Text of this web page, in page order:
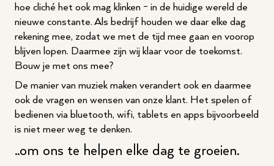
hoe cliché het ook mag klinken - in de huidige wereld de
nieuwe constante. Als bedrijf houden we daar elke dag
rekening mee, zodat we met de tijd mee gaan en voorop
blijven lopen. Daarmee zijn wij klaar voor de toekomst.
Bouw je met ons mee?
De manier van muziek maken verandert ook en daarmee
ook de vragen en wensen van onze klant. Het spelen of
bedienen via bluetooth, wifi, tablets en apps bijvoorbeeld
is niet meer weg te denken.
..om ons te helpen elke dag te groeien.